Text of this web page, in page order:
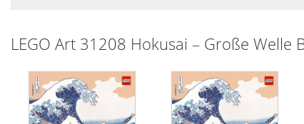
LEGO Art 31208 Hokusai – Große Welle